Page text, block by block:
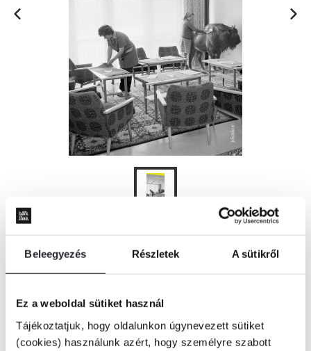
Beleegyezés Részletek A sütikről
Ez a weboldal sütiket használ
Tájékoztatjuk, hogy oldalunkon úgynevezett sütiket
(cookies) használunk azért, hogy személyre szabott
KOSÁRBA
„én most az a sziget vagyok,
amit elnyelt önmaga túláradása,